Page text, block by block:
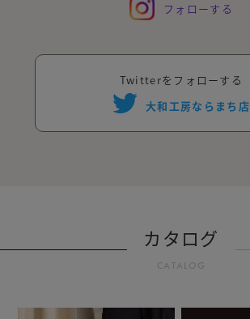
フォローする
Twitterをフォローする
大和工房ならまち店
カタログ
CATALOG